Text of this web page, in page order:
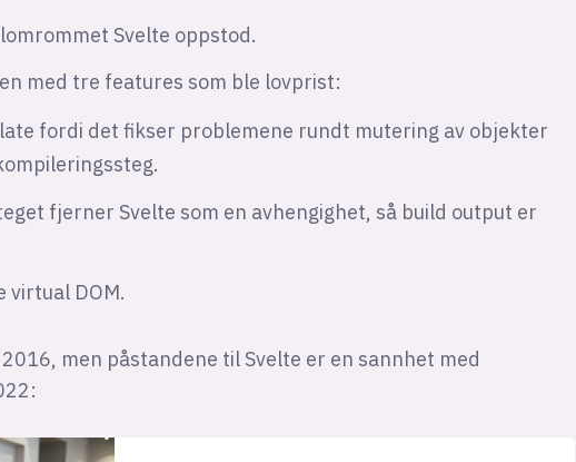
Svelte oppstod.
med tre features som ble lovprist:
fordi det fikser problemene rundt mutering av objekter
fjerner Svelte som en avhengighet, så build output er
virtual DOM.
men påstandene til Svelte er en sannhet med